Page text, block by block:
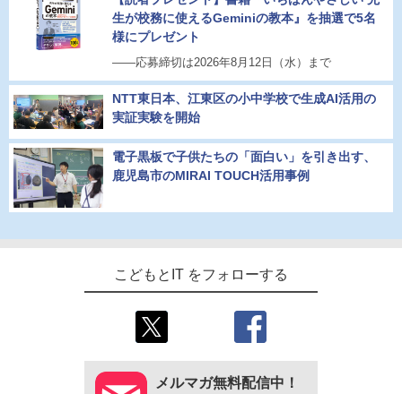
生が校務に使えるGeminiの教本』を抽選で5名
様にプレゼント
――応募締切は2026年8月12日（水）まで
NTT東日本、江東区の小中学校で生成AI活用の
実証実験を開始
電子黒板で子供たちの「面白い」を引き出す、
鹿児島市のMIRAI TOUCH活用事例
こどもとIT をフォローする
メルマガ無料配信中！